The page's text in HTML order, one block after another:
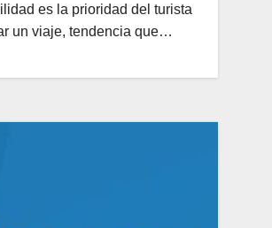
es la prioridad del turista
un viaje, tendencia que…